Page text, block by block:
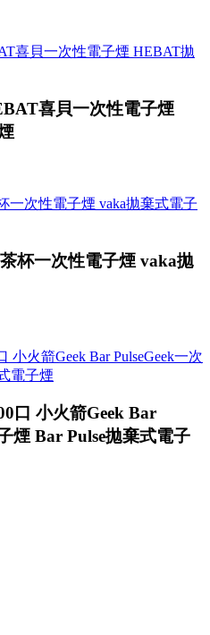
喜貝一次性電子煙
杯一次性電子煙 vaka拋
口 小火箭Geek Bar
煙 Bar Pulse拋棄式電子